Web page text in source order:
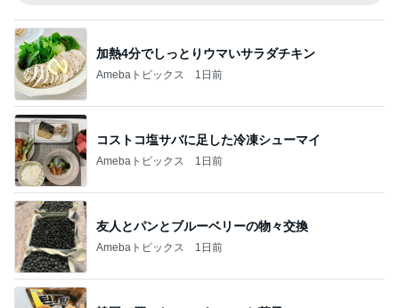
加熱4分でしっとりウマいサラダチキン
Amebaトピックス 1日前
コストコ塩サバに足した冷凍シューマイ
Amebaトピックス 1日前
友人とパンとブルーベリーの物々交換
Amebaトピックス 1日前